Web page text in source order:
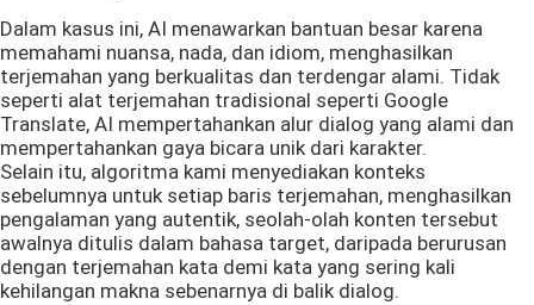
Dalam kasus ini, AI menawarkan bantuan besar karena
memahami nuansa, nada, dan idiom, menghasilkan
terjemahan yang berkualitas dan terdengar alami. Tidak
seperti alat terjemahan tradisional seperti Google
Translate, AI mempertahankan alur dialog yang alami dan
mempertahankan gaya bicara unik dari karakter.
Selain itu, algoritma kami menyediakan konteks
sebelumnya untuk setiap baris terjemahan, menghasilkan
pengalaman yang autentik, seolah-olah konten tersebut
awalnya ditulis dalam bahasa target, daripada berurusan
dengan terjemahan kata demi kata yang sering kali
kehilangan makna sebenarnya di balik dialog.